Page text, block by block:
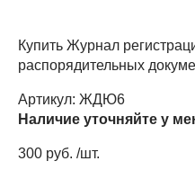
Купить Журнал
распорядительных
Артикул: ЖДЮ6
Наличие уточняйте у
300 руб. /шт.